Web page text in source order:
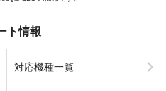
ト情報
対応機種一覧